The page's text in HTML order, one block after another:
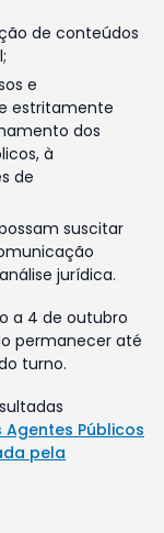
de conteúdos
e
estritamente
dos
à
de
suscitar
jurídica.
a 4 de outubro
permanecer até
turno.
Públicos
pela